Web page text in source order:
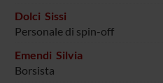
Dolci Sissi
Personale di spin-off
Emendi Silvia
Borsista